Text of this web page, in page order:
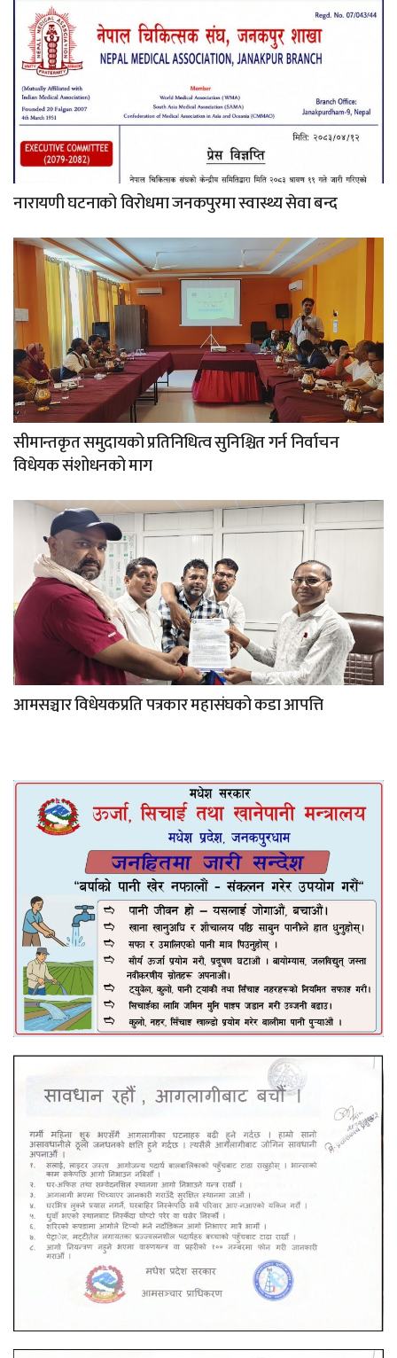
नारायणी घटनाको विरोधमा जनकपुरमा स्वास्थ्य सेवा बन्द
सीमान्तकृत समुदायको प्रतिनिधित्व सुनिश्चित गर्न निर्वाचन
विधेयक संशोधनको माग
आमसञ्चार विधेयकप्रति पत्रकार महासंघको कडा आपत्ति